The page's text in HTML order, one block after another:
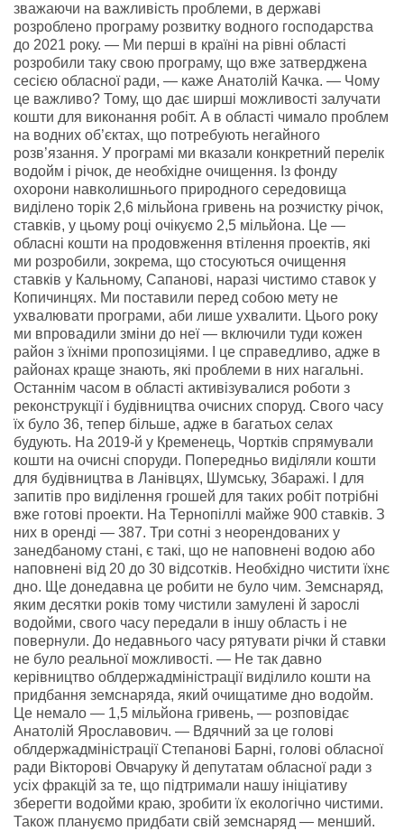
зважаючи на важливість проблеми, в державі
розроблено програму розвитку водного господарства
до 2021 року. — Ми перші в країні на рівні області
розробили таку свою програму, що вже затверджена
сесією обласної ради, — каже Анатолій Качка. — Чому
це важливо? Тому, що дає ширші можливості залучати
кошти для виконання робіт. А в області чимало проблем
на водних об’єктах, що потребують негайного
розв’язання. У програмі ми вказали конкретний перелік
водойм і річок, де необхідне очищення. Із фонду
охорони навколишнього природного середовища
виділено торік 2,6 мільйона гривень на розчистку річок,
ставків, у цьому році очікуємо 2,5 мільйона. Це —
обласні кошти на продовження втілення проектів, які
ми розробили, зокрема, що стосуються очищення
ставків у Кальному, Сапанові, наразі чистимо ставок у
Копичинцях. Ми поставили перед собою мету не
ухвалювати програми, аби лише ухвалити. Цього року
ми впровадили зміни до неї — включили туди кожен
район з їхніми пропозиціями. І це справедливо, адже в
районах краще знають, які проблеми в них нагальні.
Останнім часом в області активізувалися роботи з
реконструкції і будівництва очисних споруд. Свого часу
їх було 36, тепер більше, адже в багатьох селах
будують. На 2019-й у Кременець, Чортків спрямували
кошти на очисні споруди. Попередньо виділяли кошти
для будівництва в Ланівцях, Шумську, Збаражі. І для
запитів про виділення грошей для таких робіт потрібні
вже готові проекти. На Тернопіллі майже 900 ставків. З
них в оренді — 387. Три сотні з неорендованих у
занедбаному стані, є такі, що не наповнені водою або
наповнені від 20 до 30 відсотків. Необхідно чистити їхнє
дно. Ще донедавна це робити не було чим. Земснаряд,
яким десятки років тому чистили замулені й зарослі
водойми, свого часу передали в іншу область і не
повернули. До недавнього часу рятувати річки й ставки
не було реальної можливості. — Не так давно
керівництво облдержадміністрації виділило кошти на
придбання земснаряда, який очищатиме дно водойм.
Це немало — 1,5 мільйона гривень, — розповідає
Анатолій Ярославович. — Вдячний за це голові
облдержадміністрації Степанові Барні, голові обласної
ради Вікторові Овчаруку й депутатам обласної ради з
усіх фракцій за те, що підтримали нашу ініціативу
зберегти водойми краю, зробити їх екологічно чистими.
Також плануємо придбати свій земснаряд — менший.